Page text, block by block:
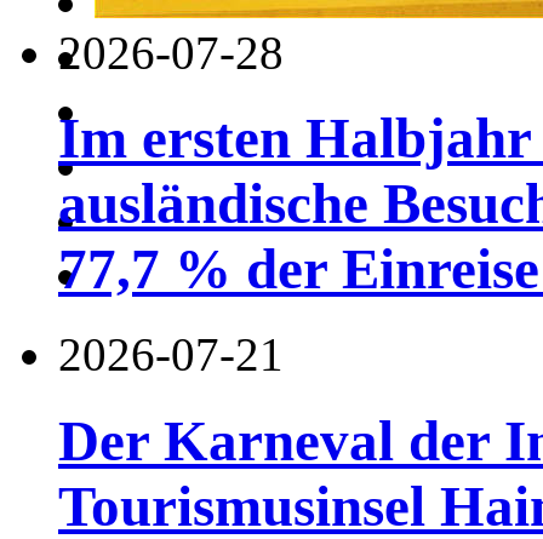
2026-07-28
Im ersten
ausländische
77,7 % der
2026-07-21
Der Karneval der
Tourismusinsel